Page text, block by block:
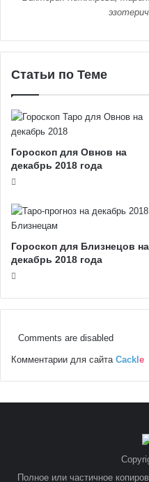
Статьи по Теме
Гороскоп для Овнов на
декабрь 2018 года
Гороскоп для Близнецов на
декабрь 2018 года
Comments are disabled
Комментарии для сайта Cackl e
Полное или частичное